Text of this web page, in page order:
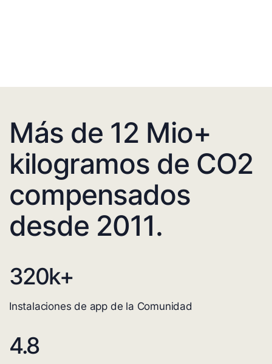
Más de 12 Mio+
kilogramos de CO2
compensados
desde 2011.
320k+
Instalaciones de app de la Comunidad
4.8